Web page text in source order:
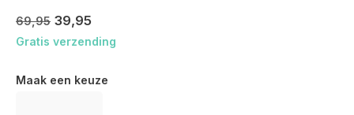
69,95 39,95
Gratis verzending
Maak een keuze